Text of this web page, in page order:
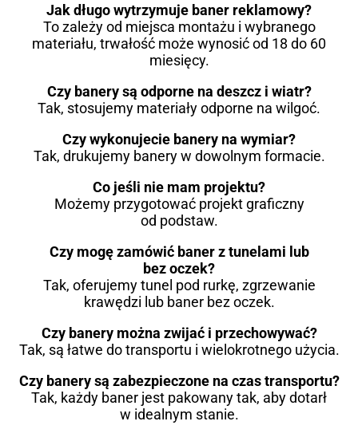
Jak długo wytrzymuje baner reklamowy?
To zależy od miejsca montażu i wybranego
materiału, trwałość może wynosić od 18 do 60
miesięcy.
Czy banery są odporne na deszcz i wiatr?
Tak, stosujemy materiały odporne na wilgoć.
Czy wykonujecie banery na wymiar?
Tak, drukujemy banery w dowolnym formacie.
Co jeśli nie mam projektu?
Możemy przygotować projekt graficzny
od podstaw.
Czy mogę zamówić baner z tunelami lub
bez oczek?
Tak, oferujemy tunel pod rurkę, zgrzewanie
krawędzi lub baner bez oczek.
Czy banery można zwijać i przechowywać?
Tak, są łatwe do transportu i wielokrotnego użycia.
Czy banery są zabezpieczone na czas transportu?
Tak, każdy baner jest pakowany tak, aby dotarł
w idealnym stanie.